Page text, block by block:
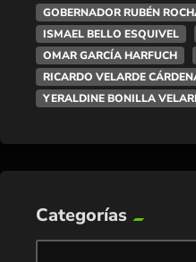
GOBERNADOR RUBÉN
ISMAEL BELLO ESQUIVEL
OMAR GARCÍA HARFUCH
RICARDO VELARDE
YERALDINE BONILLA
Categorías